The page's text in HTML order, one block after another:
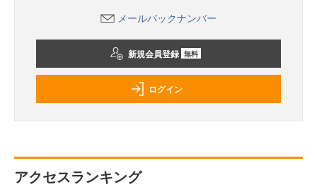
メールバックナンバー
新規会員登録 無料
ログイン
アクセスランキング